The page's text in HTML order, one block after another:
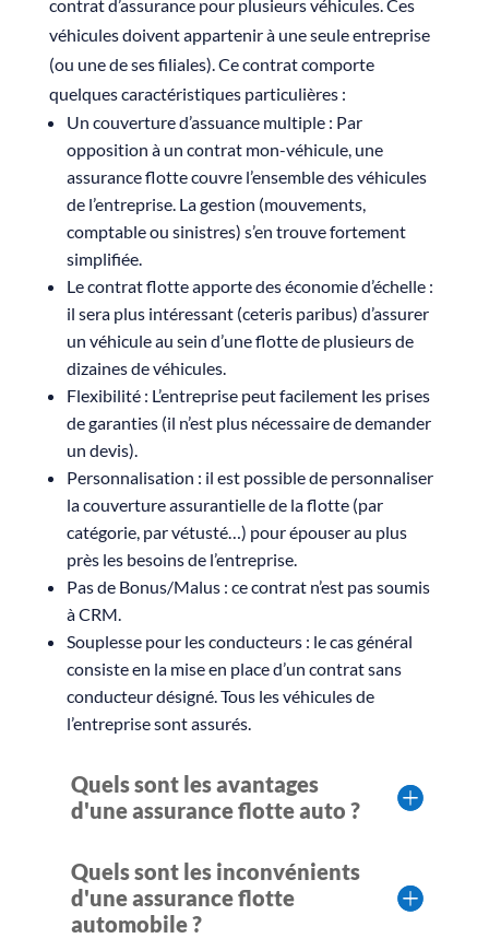
contrat d’assurance pour plusieurs véhicules. Ces
véhicules doivent appartenir à une seule entreprise
(ou une de ses filiales). Ce contrat comporte
quelques caractéristiques particulières :
Un couverture d’assuance multiple : Par
opposition à un contrat mon-véhicule, une
assurance flotte couvre l’ensemble des véhicules
de l’entreprise. La gestion (mouvements,
comptable ou sinistres) s’en trouve fortement
simplifiée.
Le contrat flotte apporte des économie d’échelle :
il sera plus intéressant (ceteris paribus) d’assurer
un véhicule au sein d’une flotte de plusieurs de
dizaines de véhicules.
Flexibilité : L’entreprise peut facilement les prises
de garanties (il n’est plus nécessaire de demander
un devis).
Personnalisation : il est possible de personnaliser
la couverture assurantielle de la flotte (par
catégorie, par vétusté…) pour épouser au plus
près les besoins de l’entreprise.
Pas de Bonus/Malus : ce contrat n’est pas soumis
à CRM.
Souplesse pour les conducteurs : le cas général
consiste en la mise en place d’un contrat sans
conducteur désigné. Tous les véhicules de
l’entreprise sont assurés.
Quels sont les avantages
d'une assurance flotte auto ?
Quels sont les inconvénients
d'une assurance flotte
automobile ?